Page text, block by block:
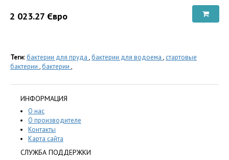
2 023.27 Євро
Теги:бактерии для пруда ,бактерии для водоема , стартовые
бактерии ,бактерии ,
ИНФОРМАЦИЯ
О нас
О производителе
Контакты
Карта сайта
СЛУЖБА ПОДДЕРЖКИ